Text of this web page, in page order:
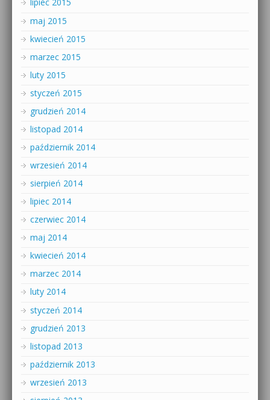
lipiec 2015
maj 2015
kwiecień 2015
marzec 2015
luty 2015
styczeń 2015
grudzień 2014
listopad 2014
październik 2014
wrzesień 2014
sierpień 2014
lipiec 2014
czerwiec 2014
maj 2014
kwiecień 2014
marzec 2014
luty 2014
styczeń 2014
grudzień 2013
listopad 2013
październik 2013
wrzesień 2013